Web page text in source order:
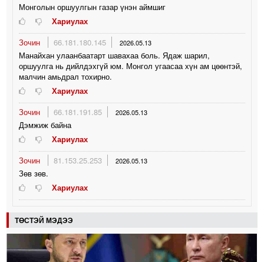
Монголын оршуулгын газар үнэн аймшиг
Хариулах
Зочин
66.181.180.145 2026.05.13
Манайхан улаанбаатарт шавахаа боль. Ядаж шарил,
оршуулга нь дийлдэхгүй юм. Монгол угаасаа хүн ам цөөнтэй,
малчин амьдрал тохирно.
Хариулах
Зочин
66.181.191.85 2026.05.13
Дэмжиж байна
Хариулах
Зочин
81.153.25.253 2026.05.13
Зөв зөв.
Хариулах
ТӨСТЭЙ МЭДЭЭ